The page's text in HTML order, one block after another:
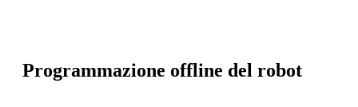
Programmazione offline del robot